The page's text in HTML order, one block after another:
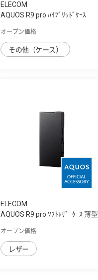
ELECOM
AQUOS R9 pro ﾊｲﾌﾞﾘｯﾄﾞｹｰｽ
オープン価格
その他（ケース）
ELECOM
AQUOS R9 pro ｿﾌﾄﾚｻﾞｰｹｰｽ 薄型
オープン価格
レザー